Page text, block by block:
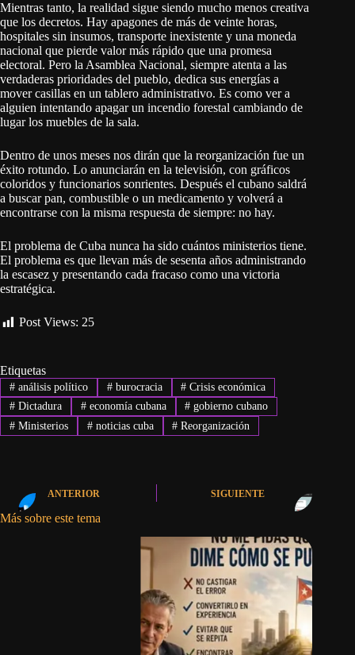
Mientras tanto, la realidad sigue siendo mucho menos creativa
que los decretos. Hay apagones de más de veinte horas,
hospitales sin insumos, transporte inexistente y una moneda
nacional que pierde valor más rápido que una promesa
electoral. Pero la Asamblea Nacional, siempre atenta a las
verdaderas prioridades del pueblo, dedica sus energías a
mover casillas en un tablero administrativo. Es como ver a
alguien intentando apagar un incendio forestal cambiando de
lugar los muebles de la sala.
Dentro de unos meses nos dirán que la reorganización fue un
éxito rotundo. Lo anunciarán en la televisión, con gráficos
coloridos y funcionarios sonrientes. Después el cubano saldrá
a buscar pan, combustible o un medicamento y volverá a
encontrarse con la misma respuesta de siempre: no hay.
El problema de Cuba nunca ha sido cuántos ministerios tiene.
El problema es que llevan más de sesenta años administrando
la escasez y presentando cada fracaso como una victoria
estratégica.
Post Views: 25
Etiquetas
#análisis político #burocracia # Crisis económica
#Dictadura #economía cubana # gobierno cubano
#Ministerios #noticias cuba # Reorganización
ANTERIOR SIGUIENTE
Más sobre este tema